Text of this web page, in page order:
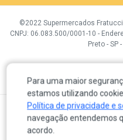
©2022 Supermercados
CNPJ: 06.083.500/0001-10 -
Preto - SP
A venda e o consumo de bebidas alcoólicas
Em caso de divergência de preços no próprio
Os produtos, preços e condições de
durante o dia de hoje, sujeitas a alterações
Para uma maior
estamos utilizando
Política de privacidade e
navegação entendemos
acordo.